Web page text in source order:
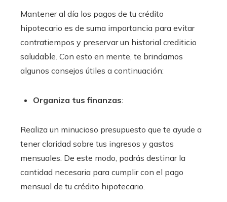
Mantener al día los pagos de tu crédito
hipotecario es de suma importancia para evitar
contratiempos y preservar un historial crediticio
saludable. Con esto en mente, te brindamos
algunos consejos útiles a continuación:
Organiza tus finanzas:
Realiza un minucioso presupuesto que te ayude a
tener claridad sobre tus ingresos y gastos
mensuales. De este modo, podrás destinar la
cantidad necesaria para cumplir con el pago
mensual de tu crédito hipotecario.